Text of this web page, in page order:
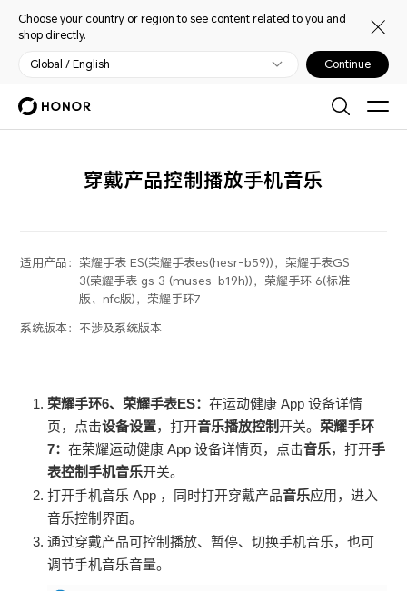
Choose your country or region to see content related to you and
shop directly.
Global / English Continue
穿戴产品控制播放手机音乐
适用产品： 荣耀手表 ES(荣耀手表es(hesr-b59))，荣耀手表GS
3(荣耀手表 gs 3 (muses-b19h))，荣耀手环 6(标准
版、nfc版)，荣耀手环7
系统版本：不涉及系统版本
荣耀手环6、荣耀手表ES：在运动健康 App 设备详情
页，点击设备设置，打开音乐播放控制开关。 荣耀手环
7：在荣耀运动健康 App 设备详情页，点击音乐，打开手
表控制手机音乐开关。
打开手机音乐 App ，同时打开穿戴产品音乐应用，进入
音乐控制界面。
通过穿戴产品可控制播放、暂停、切换手机音乐，也可
调节手机音乐音量。